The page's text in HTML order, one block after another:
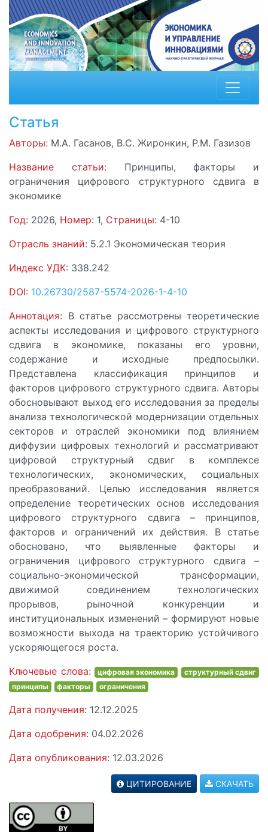
Статья
Авторы: М.А. Гасанов, В.С. Жиронкин, Р.М. Газизов
Название статьи: Принципы, факторы и
ограничения цифрового структурного сдвига в
экономике
Год: 2026, Номер: 1, Страницы: 4-10
Отрасль знаний: 5.2.1 Экономическая теория
Индекс УДК: 338.242
DOI: 10.26730/2587-5574-2026-1-4-10
Аннотация: В статье рассмотрены теоретические
аспекты исследования и цифрового структурного
сдвига в экономике, показаны его уровни,
содержание и исходные предпосылки.
Представлена классификация принципов и
факторов цифрового структурного сдвига. Авторы
обосновывают выход его исследования за пределы
анализа технологической модернизации отдельных
секторов и отраслей экономики под влиянием
диффузии цифровых технологий и рассматривают
цифровой структурный сдвиг в комплексе
технологических, экономических, социальных
преобразований. Целью исследования является
определение теоретических основ исследования
цифрового структурного сдвига – принципов,
факторов и ограничений их действия. В статье
обосновано, что выявленные факторы и
ограничения цифрового структурного сдвига –
социально-экономической трансформации,
движимой соединением технологических
прорывов, рыночной конкуренции и
институциональных изменений – формируют новые
возможности выхода на траекторию устойчивого
ускоряющегося роста.
Ключевые слова: цифровая экономика
структурный сдвиг
принципы
факторы ограничения
Дата получения: 12.12.2025
Дата одобрения: 04.02.2026
Дата опубликования: 12.03.2026
ЦИТИРОВАНИЕ СКАЧАТЬ